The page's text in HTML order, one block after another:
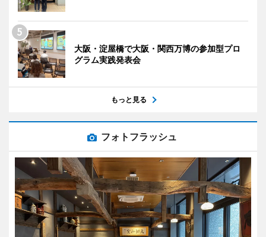
大阪・淀屋橋で大阪・関西万博の参加型プロ
グラム実践発表会
もっと見る
フォトフラッシュ